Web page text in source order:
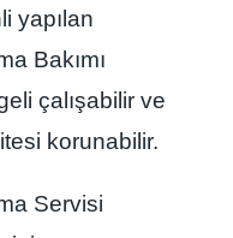
yapılan
Bakımı
çalışabilir ve
korunabilir.
Servisi